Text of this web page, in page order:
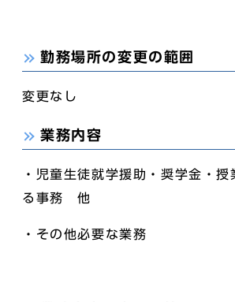
勤務場所の変更の範囲
変更なし
業務内容
・児童生徒就学援助・奨学金・授
る事務 他
・その他必要な業務